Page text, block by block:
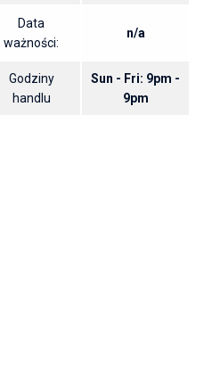
Data
ważności:
n/a
Godziny
handlu
Sun - Fri: 9pm -
9pm